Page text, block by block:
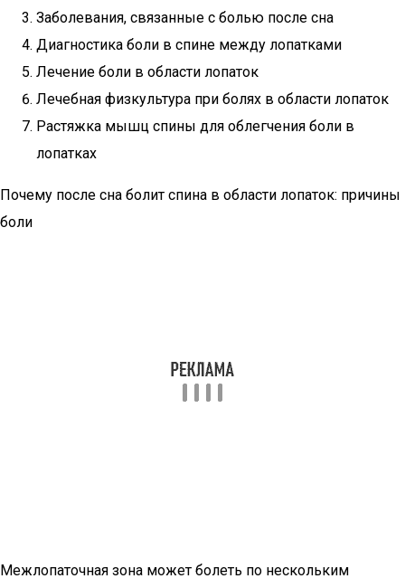
Заболевания, связанные с болью после сна
Диагностика боли в спине между лопатками
Лечение боли в области лопаток
Лечебная физкультура при болях в области лопаток
Растяжка мышц спины для облегчения боли в
лопатках
Почему после сна болит спина в области лопаток: причины
боли
Межлопаточная зона может болеть по нескольким